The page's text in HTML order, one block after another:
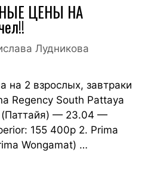
ЦЕНЫ НА
Лудникова
на 2 взрослых, завтраки
Regency South Pattaya
(Паттайя) — 23.04 —
155 400р 2. Prima
Wongamat) …